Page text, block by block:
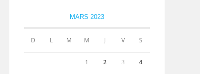
MARS 2023
D L M M J V S
1 2 3 4